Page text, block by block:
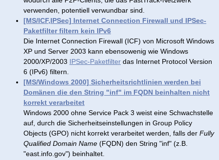
verwenden, potentiell verwundbar sind.
[MS/ICF,IPSec] Internet Connection Firewall und IPSec-
Paketfilter filtern kein IPv6
Die Internet Connection Firewall (ICF) von Microsoft Windows
XP und Server 2003 kann ebensowenig wie Windows
2000/XP/2003 IPSec-Paketfilter das Internet Protocol Version
6 (IPv6) filtern.
[MS/Windows 2000] Sicherheitsrichtlinien werden bei
Domänen die den String "inf" im FQDN beinhalten nicht
korrekt verarbeitet
Windows 2000 ohne Service Pack 3 weist eine Schwachstelle
auf, durch die Sicherheitseinstellungen in Group Policy
Objects (GPO) nicht korrekt verarbeitet werden, falls der Fully
Qualified Domain Name (FQDN) den String "inf" (z.B.
"east.info.gov") beinhaltet.